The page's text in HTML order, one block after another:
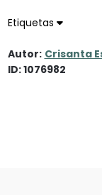
Etiquetas
Autor: Crisanta
ID: 1076982